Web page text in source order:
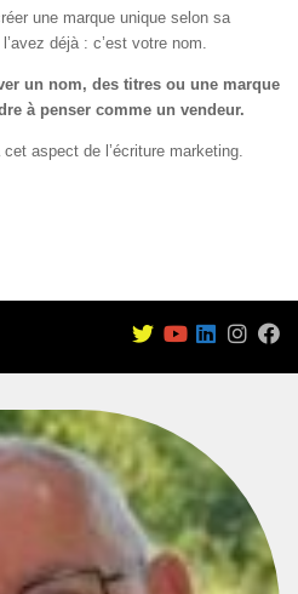
une marque unique selon sa
déjà : c’est votre nom.
un nom, des titres ou une marque
à penser comme un vendeur.
aspect de l’écriture marketing.